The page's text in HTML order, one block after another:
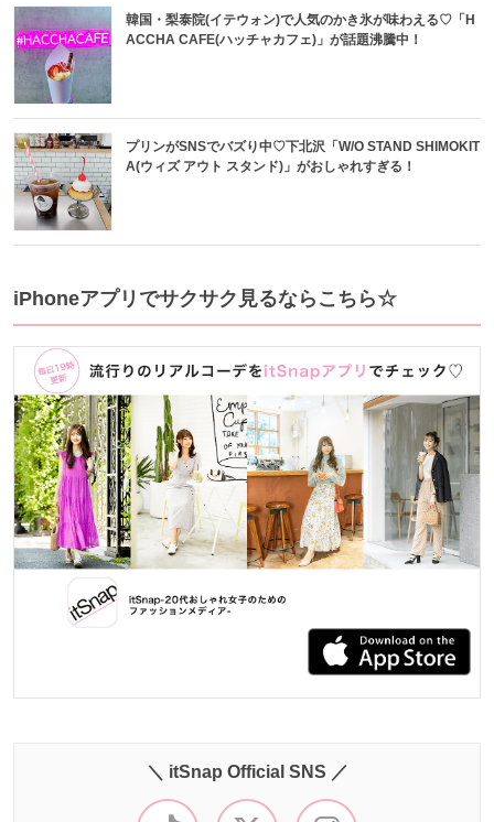
韓国・梨泰院(イテウォン)で人気のかき氷が味わえる♡「H
ACCHA CAFE(ハッチャカフェ)」が話題沸騰中！
プリンがSNSでバズり中♡下北沢「W/O STAND SHIMOKIT
A(ウィズ アウト スタンド)」がおしゃれすぎる！
iPhoneアプリでサクサク見るならこちら☆
＼ itSnap Official SNS ／